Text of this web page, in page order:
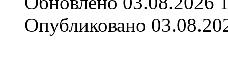
Опубликовано